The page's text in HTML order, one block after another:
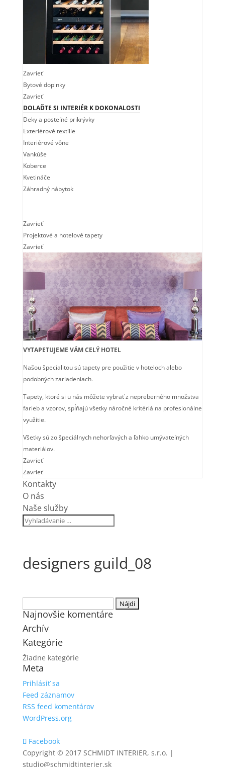
Zavrieť
Bytové doplnky
Zavrieť
DOLAĎTE SI INTERIÉR K DOKONALOSTI
Deky a posteľné prikrývky
Exteriérové textílie
Interiérové vône
Vankúše
Koberce
Kvetináče
Záhradný nábytok
Zavrieť
Projektové a hotelové tapety
Zavrieť
VYTAPETUJEME VÁM CELÝ HOTEL
Našou špecialitou sú tapety pre použitie v hoteloch alebo
podobných zariadeniach.
Tapety, ktoré si u nás môžete vybrať z nepreberného množstva
farieb a vzorov, spĺňajú všetky náročné kritériá na profesionálne
využitie.
Všetky sú zo špeciálnych nehorľavých a ľahko umývateľných
materiálov.
Zavrieť
Zavrieť
Kontakty
O nás
Naše služby
designers guild_08
Najnovšie komentáre
Archív
Kategórie
Žiadne kategórie
Meta
Prihlásiť sa
Feed záznamov
RSS feed komentárov
WordPress.org
Facebook
Copyright © 2017 SCHMIDT INTERIER, s.r.o. |
studio@schmidtinterier.sk